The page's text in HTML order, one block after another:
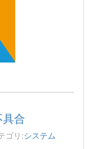
具合
ゴリ:システム